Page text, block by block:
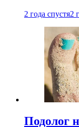
2 года спустя2
Подолог